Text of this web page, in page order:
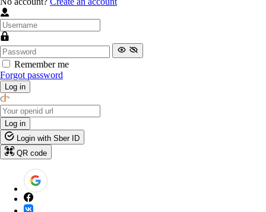
Remember me
Forgot password
Log in
Log in
Login with Sber ID
QR code